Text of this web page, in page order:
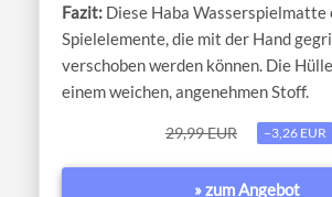
Diese Haba Wasserspielmatte
Spielelemente, die mit der Hand
verschoben werden können. Die
einem weichen, angenehmen Stoff.
29,99 EUR −3,26 EUR
» zum Angebot